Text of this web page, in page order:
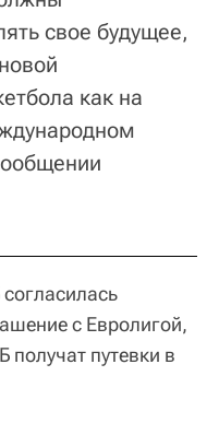
свое будущее,
как на
с Евролигой,
получат путевки в